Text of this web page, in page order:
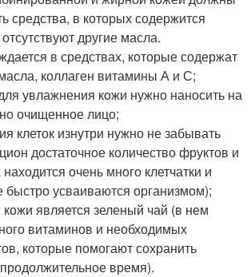
средства, в которых содержится
другие масла.
в средствах, которые содержат
коллаген витамины А и С;
увлажнения кожи нужно наносить на
очищенное лицо;
клеток изнутри нужно не забывать
достаточное количество фруктов и
очень много клетчатки и
быстро усваиваются организмом);
является зеленый чай (в нем
витаминов и необходимых
которые помогают сохранить
время).